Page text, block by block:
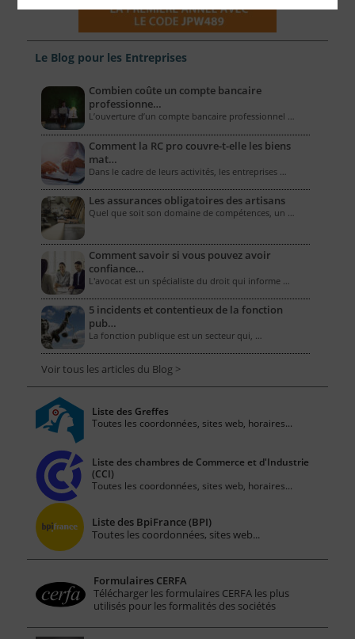
Le Blog pour les Entreprises
Combien coûte un compte bancaire
professionne…
L’ouverture d’un compte bancaire professionnel …
Comment la RC pro couvre-t-elle les biens
mat…
Dans le cadre de leurs activités, les entreprises …
Les assurances obligatoires des artisans
Quel que soit son domaine de compétences, un …
Comment savoir si vous pouvez avoir
confiance…
L'avocat est un spécialiste du droit qui informe …
5 incidents et contentieux de la fonction
pub…
La fonction publique est un secteur qui, …
Voir tous les articles du Blog >
Liste des Greffes
Toutes les coordonnées, sites web, horaires...
Liste des chambres de Commerce et d'Industrie
(CCI)
Toutes les coordonnées, sites web, horaires...
Liste des BpiFrance (BPI)
Toutes les coordonnées, sites web...
Formulaires CERFA
Télécharger les formulaires CERFA les plus
utilisés pour les formalités des sociétés